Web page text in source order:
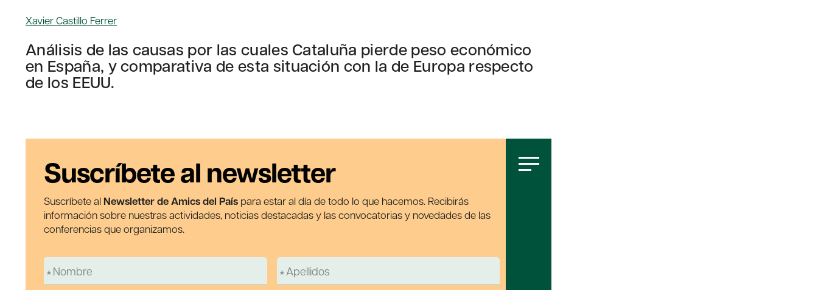
Xavier Castillo Ferrer
Análisis de las causas por las cuales Cataluña pierde peso económico
en España, y comparativa de esta situación con la de Europa respecto
de los EEUU.
Suscríbete al newsletter
Suscríbete al Newsletter de Amics del País para estar al día de todo lo que hacemos. Recibirás
información sobre nuestras actividades, noticias destacadas y las convocatorias y novedades de las
conferencias que organizamos.